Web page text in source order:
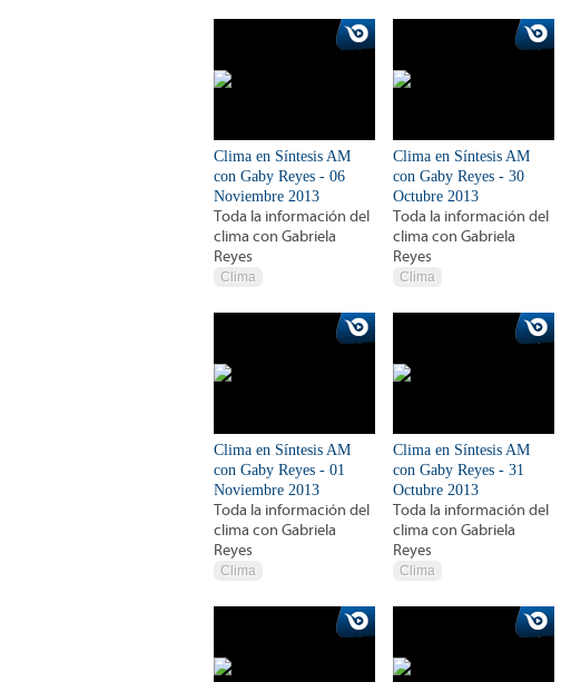
Clima en Síntesis AM
con Gaby Reyes - 06
Noviembre 2013
Toda la información del
clima con Gabriela
Reyes
Clima
Clima en Síntesis AM
con Gaby Reyes - 30
Octubre 2013
Toda la información del
clima con Gabriela
Reyes
Clima
Clima en Síntesis AM
con Gaby Reyes - 01
Noviembre 2013
Toda la información del
clima con Gabriela
Reyes
Clima
Clima en Síntesis AM
con Gaby Reyes - 31
Octubre 2013
Toda la información del
clima con Gabriela
Reyes
Clima